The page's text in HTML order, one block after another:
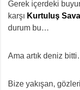
Gerek içerdeki
karşı Kurtuluş
durum bu…
Ama artık deniz
Bize yakışan,